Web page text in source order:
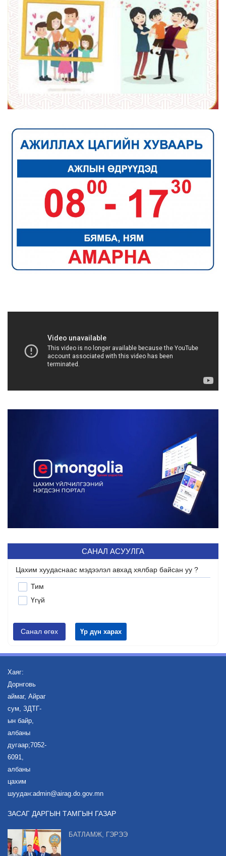
САНАЛ АСУУЛГА
Цахим хуудаснаас мэдээлэл авхад хялбар байсан уу ?
Тим
Үгүй
Санал өгөх Үр дүн харах
Хаяг:
Дорнговь
аймаг, Айраг
сум, ЗДТГ-
ын байр,
албаны
дугаар;7052-
6091,
албаны
цахим
шуудан:admin@airag.do.gov.mn
ЗАСАГ ДАРГЫН ТАМГЫН ГАЗАР
БАТЛАМЖ, ГЭРЭЭ